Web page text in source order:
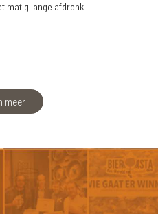
matig lange afdronk
meer